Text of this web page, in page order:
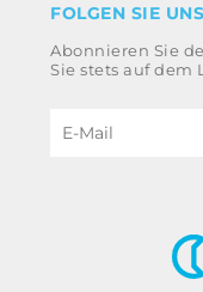
Whistleblowing
Ethikkodex und
Gruppe
Energie
B2B Disclaimer
FOLGEN SIE UNS
Abonnieren Sie
Sie stets auf dem